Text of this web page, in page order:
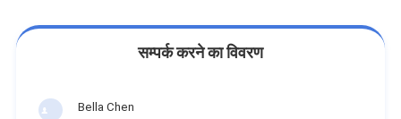
सम्पर्क करने का विवरण
Bella Chen